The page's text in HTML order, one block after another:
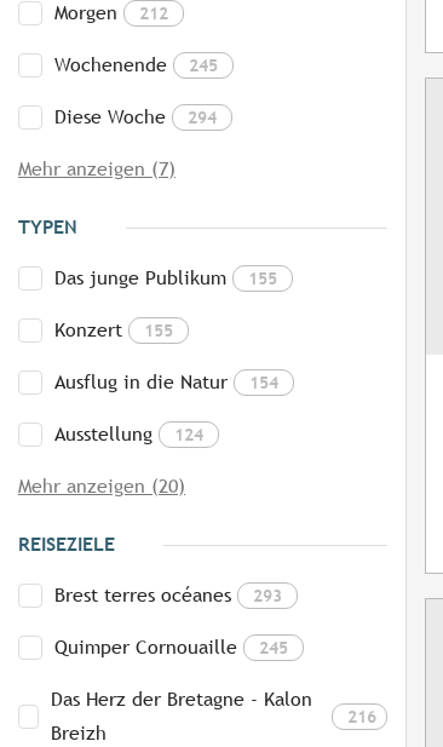
Morgen 212
Wochenende 245
Diese Woche 294
Mehr anzeigen (7)
TYPEN
Das junge Publikum 155
Konzert 155
Ausflug in die Natur 154
Ausstellung 124
Mehr anzeigen (20)
REISEZIELE
Brest terres océanes 293
Quimper Cornouaille 245
Das Herz der Bretagne - Kalon
Breizh
216